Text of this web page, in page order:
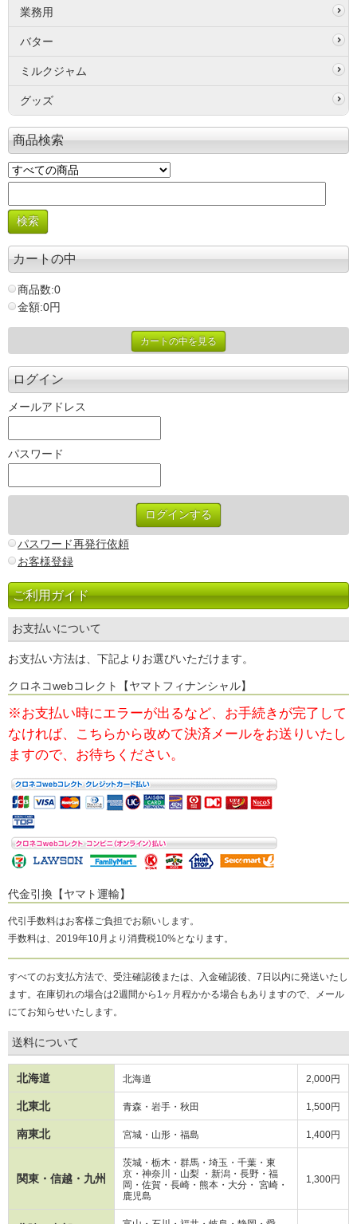
業務用
バター
ミルクジャム
グッズ
商品検索
カートの中
商品数:0
金額:0円
カートの中を見る
ログイン
メールアドレス
パスワード
パスワード再発行依頼
お客様登録
ご利用ガイド
お支払いについて
お支払い方法は、下記よりお選びいただけます。
クロネコwebコレクト【ヤマトフィナンシャル】
※お支払い時にエラーが出るなど、お手続きが完了して
なければ、
こちらから改めて決済メールをお送りいたし
ますので、お待ちください。
代金引換【ヤマト運輸】
代引手数料はお客様ご負担でお願いします。
手数料は、2019年10月より消費税10%となります。
すべてのお支払方法で、受注確認後または、入金確認後、7日以内に発送いたし
ます。在庫切れの場合は2週間から1ヶ月程かかる場合もありますので、メール
にてお知らせいたします。
送料について
北海道 北海道 2,000円
北東北 青森・岩手・秋田 1,500円
南東北 宮城・山形・福島 1,400円
関東・信越・九州
茨城・栃木・群馬・埼玉・千葉・東
京・神奈川・山梨 ・新潟・長野・ 福
岡・ 佐賀・長崎・熊本・大分・ 宮崎・
鹿児島
1,300円